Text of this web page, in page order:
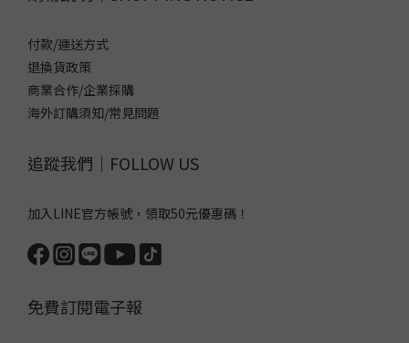
付款/運送方式
退換貨政策
商業合作/企業採購
海外訂購須知/常見問題
追蹤我們｜FOLLOW US
加入LINE官方帳號，領取50元優惠碼！
免費訂閱電子報